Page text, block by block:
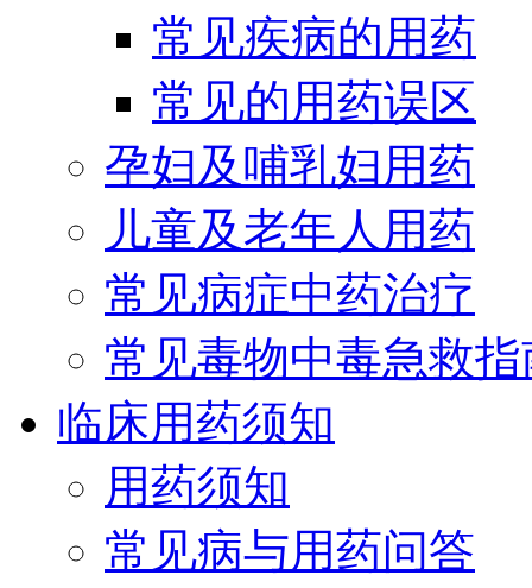
常见疾病的用药
常见的用药误区
孕妇及哺乳妇用药
儿童及老年人用药
常见病症中药治疗
常见毒物中毒急救指
临床用药须知
用药须知
常见病与用药问答